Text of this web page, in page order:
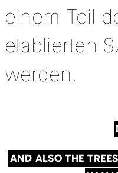
einem Teil
etablierten
werden.
AND ALSO THE TREES